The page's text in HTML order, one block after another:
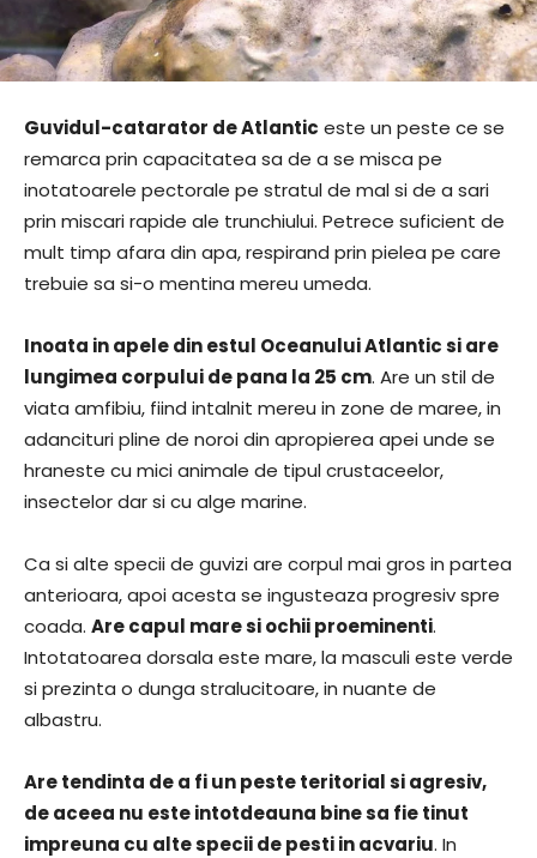
Guvidul-catarator de Atlantic este un peste ce se
remarca prin capacitatea sa de a se misca pe
inotatoarele pectorale pe stratul de mal si de a sari
prin miscari rapide ale trunchiului. Petrece suficient de
mult timp afara din apa, respirand prin pielea pe care
trebuie sa si-o mentina mereu umeda.
Inoata in apele din estul Oceanului Atlantic si are
lungimea corpului de pana la 25 cm. Are un stil de
viata amfibiu, fiind intalnit mereu in zone de maree, in
adancituri pline de noroi din apropierea apei unde se
hraneste cu mici animale de tipul crustaceelor,
insectelor dar si cu alge marine.
Ca si alte specii de guvizi are corpul mai gros in partea
anterioara, apoi acesta se ingusteaza progresiv spre
coada. Are capul mare si ochii proeminenti.
Intotatoarea dorsala este mare, la masculi este verde
si prezinta o dunga stralucitoare, in nuante de
albastru.
Are tendinta de a fi un peste teritorial si agresiv,
de aceea nu este intotdeauna bine sa fie tinut
impreuna cu alte specii de pesti in acvariu. In